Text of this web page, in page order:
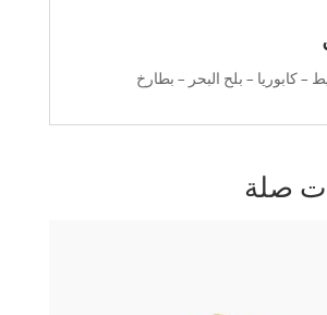
– كابوريا – بلح البحر – بطارخ
صلة